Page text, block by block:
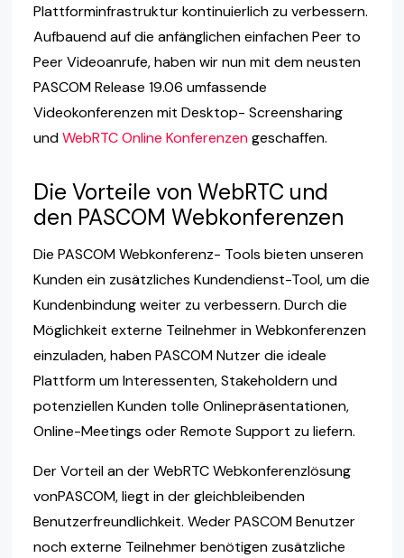
Plattforminfrastruktur kontinuierlich zu verbessern.
Aufbauend auf die anfänglichen einfachen Peer to
Peer Videoanrufe, haben wir nun mit dem neusten
PASCOM Release 19.06 umfassende
Videokonferenzen mit Desktop- Screensharing
undWebRTC Online Konferenzengeschaffen.
Die Vorteile von WebRTC und
den PASCOM Webkonferenzen
Die PASCOM Webkonferenz- Tools bieten unseren
Kunden ein zusätzliches Kundendienst-Tool, um die
Kundenbindung weiter zu verbessern. Durch die
Möglichkeit externe Teilnehmer in Webkonferenzen
einzuladen, haben PASCOM Nutzer die ideale
Plattform um Interessenten, Stakeholdern und
potenziellen Kunden tolle Onlinepräsentationen,
Online-Meetings oder Remote Support zu liefern.
Der Vorteil an der WebRTC Webkonferenzlösung
vonPASCOM, liegt in der gleichbleibenden
Benutzerfreundlichkeit. Weder PASCOM Benutzer
noch externe Teilnehmer benötigen zusätzliche